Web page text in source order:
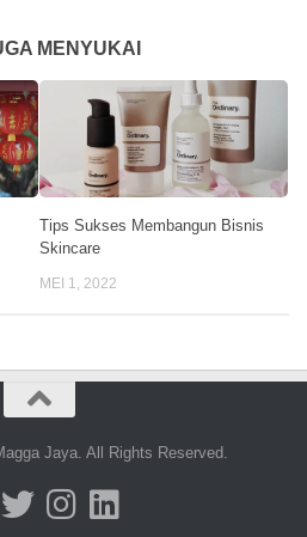
MENYUKAI
Tips Sukses Membangun Bisnis
Skincare
MEI 1, 2022
Jaya. All Rights Reserved.